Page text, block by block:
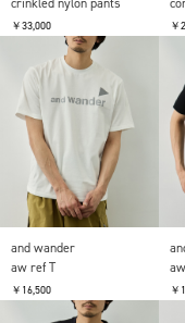
crinkled nylon pants
￥33,000 ￥
and wander
aw ref T
￥16,500 ￥